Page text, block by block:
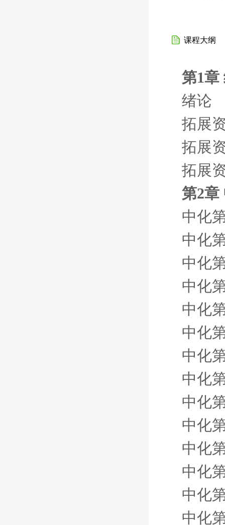
课程大纲
第1章
绪论
拓展
拓展
拓展
第2章
中化
中化
中化
中化
中化
中化
中化
中化
中化
中化
中化
中化
中化
中化